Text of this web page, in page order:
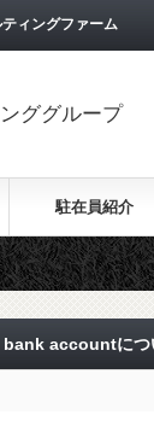
ィングファーム
ググループ
駐在員紹介
accountにつ